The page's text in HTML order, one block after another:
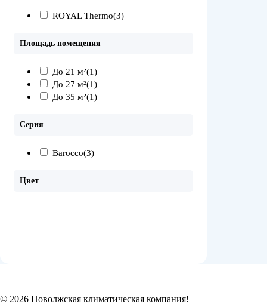
ROYAL Thermo(3)
Площадь помещения
До 21 м²(1)
До 27 м²(1)
До 35 м²(1)
Серия
Barocco(3)
Цвет
© 2026 Поволжская климатическая компания!